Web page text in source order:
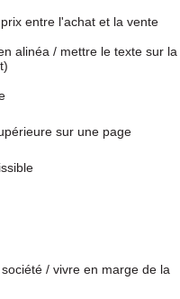
entre l'achat et la vente
alinéa / mettre le texte sur la
sur une page
/ vivre en marge de la